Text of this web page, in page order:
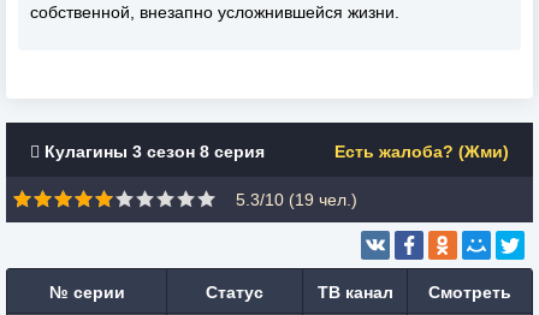
собственной, внезапно усложнившейся жизни.
Кулагины 3 сезон 8 серия Есть жалоба? (Жми)
5.3/10 (19 чел.)
№ серии Статус ТВ канал Смотреть